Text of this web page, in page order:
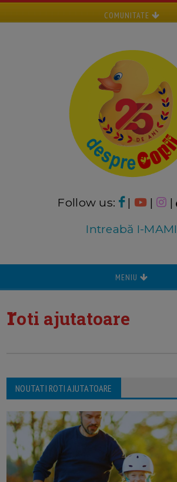
COMUNITATE
Follow us: | | |
Intreabă I-MAMI
MENIU
roti ajutatoare
NOUTATI ROTI AJUTATOARE